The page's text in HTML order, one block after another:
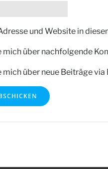
und Website in
mich über nachfolgende
über neue Beiträge via